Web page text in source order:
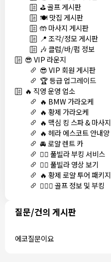
⛳ 골프 게시판
🍽️ 맛집 게시판
🤲 마사지 게시판
📍 조각/정모 게시판
🎶 클럽/바/펍 정보
😎 VIP 라운지
😎 VIP 회원 게시판
🏆 등급 업그레이드
🔥 직영 운영 업소
🔥 BMW 가라오케
🔥 황제 가라오케
🔥 맥심 킹 스파 & 마사지
🔥 헤라 에스코트 안내양
🚘 로얄 렌트 카
🏊‍♀️ 풀빌라 부킹 서비스
🏊‍♀️ 풀빌라 영상 보기
🔥 황제 로얄 투어 패키지
🏌🏻‍♂️ 골프 정보 및 부킹
질문/건의 게시판
에코질문이요